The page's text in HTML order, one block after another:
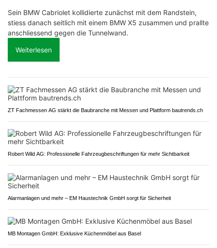
Sein BMW Cabriolet kollidierte zunächst mit dem Randstein,
stiess danach seitlich mit einem BMW X5 zusammen und prallte
anschliessend gegen die Tunnelwand.
Weiterlesen
ZT Fachmessen AG stärkt die Baubranche mit Messen und Plattform bautrends.ch
Robert Wild AG: Professionelle Fahrzeugbeschriftungen für mehr Sichtbarkeit
Alarmanlagen und mehr – EM Haustechnik GmbH sorgt für Sicherheit
MB Montagen GmbH: Exklusive Küchenmöbel aus Basel